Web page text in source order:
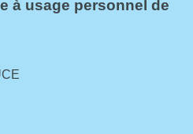
à usage personnel de